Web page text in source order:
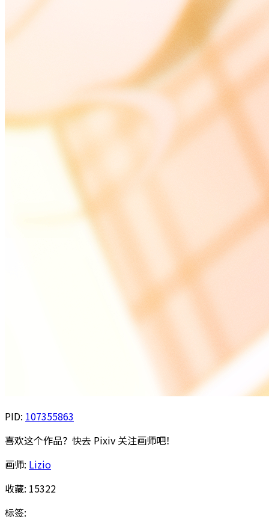
PID: 107355863
喜欢这个作品？快去 Pixiv 关注画师吧！
画师: Lizio
收藏: 15322
标签: